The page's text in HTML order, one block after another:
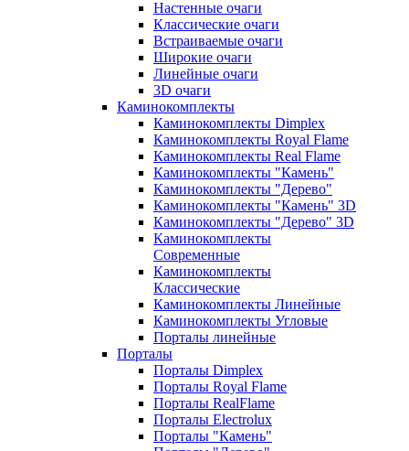
Настенные очаги
Классические очаги
Встраиваемые очаги
Широкие очаги
Линейные очаги
3D очаги
Каминокомплекты
Каминокомплекты Dimplex
Каминокомплекты Royal Flame
Каминокомплекты Real Flame
Каминокомплекты "Камень"
Каминокомплекты "Дерево"
Каминокомплекты "Камень" 3D
Каминокомплекты "Дерево" 3D
Каминокомплекты
Современные
Каминокомплекты
Классические
Каминокомплекты Линейные
Каминокомплекты Угловые
Порталы линейные
Порталы
Порталы Dimplex
Порталы Royal Flame
Порталы RealFlame
Порталы Electrolux
Порталы "Камень"